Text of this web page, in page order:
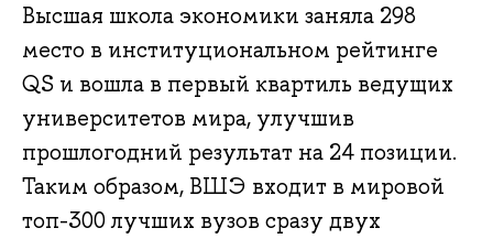
Высшая школа экономики заняла 298
место в институциональном рейтинге
QS и вошла в первый квартиль ведущих
университетов мира, улучшив
прошлогодний результат на 24 позиции.
Таким образом, ВШЭ входит в мировой
топ-300 лучших вузов сразу двух